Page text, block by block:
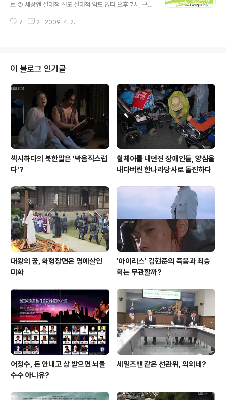
로 연락을 해보니 두어 시간쯤 걸리겠다고 한다. 이제 겨우
로 ② 세상엔 절대적 선도 절대적 악도 없다 오후 7시, 구미
로부터 전화가 왔다. 3분 안에 도착할 테니 터미널 옆 주유
원이다. 내일은 근무를 해야 하는 날이지만 치과의원 문도
닫고 오는 중이라고 했다. 대화를 통해 그가 신정일 선생의
열렬한 팬임을 알 수 있었다. 그는 신정일 선생 이야기만 나
오면 입에 침이 마르는 줄 몰랐다. “주말엔 쉬어야지요. 우
리나라도 대부분 주 5일 근무가 정착되어 가는데, 그래도
토요일 하루 쉬니까..
7 2 2009. 4. 2.
이 블로그 인기글
섹시하다의 북한말은 '박음직스럽
다'?
휠체어를 내던진 장애인들, 양심을
내다버린 한나라당사로 돌진하다
대왕의 꿈, 화형장면은 명예살인
미화
'아이리스' 김현준의 죽음과 최승
희는 무관할까?
어청수, 돈 안내고 상 받으면 뇌물
수수 아니유?
세일즈맨 같은 선관위, 의외네?